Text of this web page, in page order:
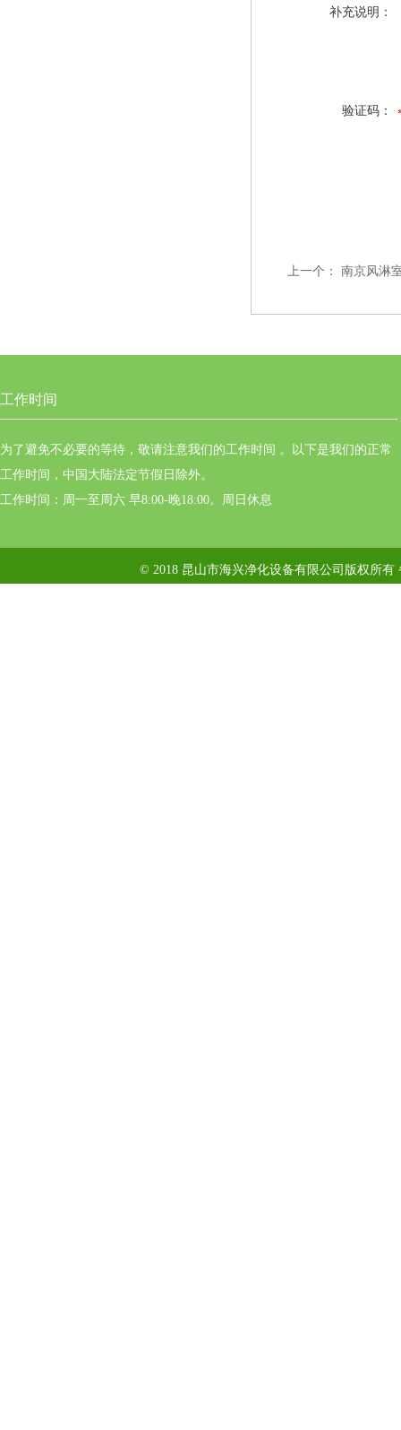
补充说明：
验证码：
上一个： 南京风淋
工作时间
为了避免不必要的等待，敬请注意我们的工作时间 。以下是我们的正常
工作时间，中国大陆法定节假日除外。
工作时间：周一至周六 早8:00-晚18:00。周日休息
© 2018 昆山市海兴净化设备有限公司版权所有